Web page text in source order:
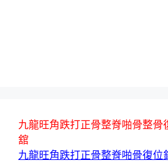
九龍旺角跌打正骨整脊啪骨整骨
舘
九龍旺角跌打正骨整脊啪骨復位